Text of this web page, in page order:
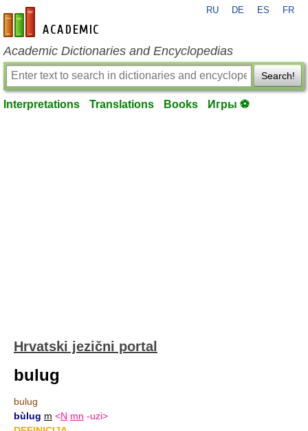
en-academic.com
RU DE ES FR
Academic Dictionaries and Encyclopedias
Search!
Interpretations Translations Books Игры ⚽
Hrvatski jezični portal
bulug
bulug
bùlug m <N mn -uzi>